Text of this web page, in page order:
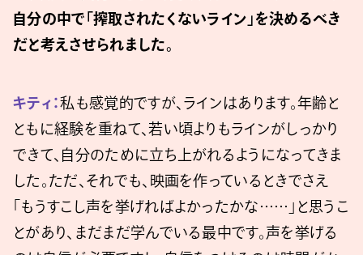
自分の中で「搾取されたくないライン」を決めるべき
だと考えさせられました。
キティ：私も感覚的ですが、ラインはあります。年齢と
ともに経験を重ねて、若い頃よりもラインがしっかり
できて、自分のために立ち上がれるようになってきま
した。ただ、それでも、映画を作っているときでさえ
「もうすこし声を挙げればよかったかな……」と思うこ
とがあり、まだまだ学んでいる最中です。声を挙げる